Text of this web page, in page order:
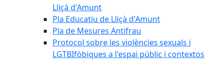
Lliçà d'Amunt
Pla Educatiu de Lliçà d'Amunt
Pla de Mesures Antifrau
Protocol sobre les violències sexuals i
LGTBIfòbiques a l'espai públic i contextos